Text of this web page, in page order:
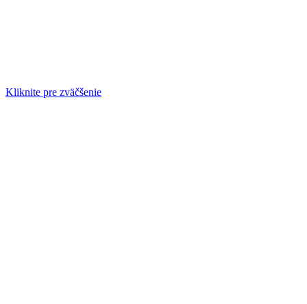
Kliknite pre zväčšenie